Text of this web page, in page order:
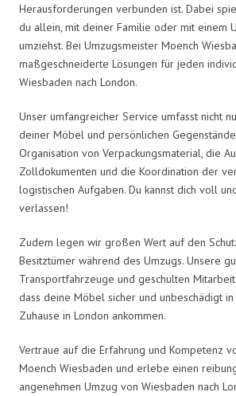
Herausforderungen verbunden ist. Dabei
du allein, mit deiner Familie oder mit einem
umziehst. Bei Umzugsmeister Moench
maßgeschneiderte Lösungen für jeden
Wiesbaden nach London.
Unser umfangreicher Service umfasst nicht
deiner Möbel und persönlichen
Organisation von Verpackungsmaterial, die
Zolldokumenten und die Koordination der
logistischen Aufgaben. Du kannst dich voll
verlassen!
Zudem legen wir großen Wert auf den
Besitztümer während des Umzugs. Unsere
Transportfahrzeuge und geschulten
dass deine Möbel sicher und unbeschädigt
Zuhause in London ankommen.
Vertraue auf die Erfahrung und Kompetenz
Moench Wiesbaden und erlebe einen
angenehmen Umzug von Wiesbaden nach